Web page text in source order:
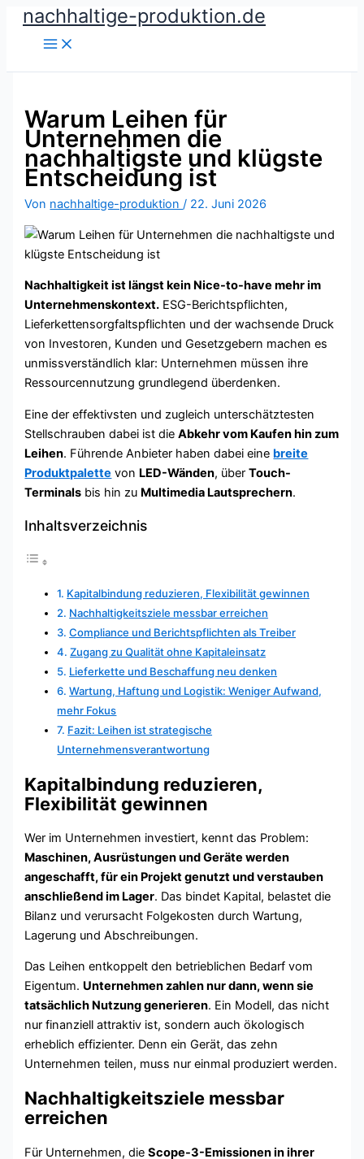
Zumnachhaltige-produktion.de
Warum Leihen für
Unternehmen die
nachhaltigste und klügste
Entscheidung ist
Von nachhaltige-produktion/ 22. Juni 2026
Nachhaltigkeit ist längst kein Nice-to-have mehr im
Unternehmenskontext. ESG-Berichtspflichten,
Lieferkettensorgfaltspflichten und der wachsende Druck
von Investoren, Kunden und Gesetzgebern machen es
unmissverständlich klar: Unternehmen müssen ihre
Ressourcennutzung grundlegend überdenken.
Eine der effektivsten und zugleich unterschätztesten
Stellschrauben dabei ist dieAbkehr vom Kaufen hin zum
Leihen. Führende Anbieter haben dabei eine breite
Produktpalette von LED-Wänden, überTouch-
Terminals bis hin zu Multimedia Lautsprechern.
Inhaltsverzeichnis
Kapitalbindung reduzieren, Flexibilität gewinnen
Nachhaltigkeitsziele messbar erreichen
Compliance und Berichtspflichten als Treiber
Zugang zu Qualität ohne Kapitaleinsatz
Lieferkette und Beschaffung neu denken
Wartung, Haftung und Logistik: Weniger Aufwand,
mehr Fokus
Fazit: Leihen ist strategische
Unternehmensverantwortung
Kapitalbindung reduzieren,
Flexibilität gewinnen
Wer im Unternehmen investiert, kennt das Problem:
Maschinen, Ausrüstungen und Geräte werden
angeschafft, für ein Projekt genutzt und verstauben
anschließend im Lager. Das bindet Kapital, belastet die
Bilanz und verursacht Folgekosten durch Wartung,
Lagerung und Abschreibungen.
Das Leihen entkoppelt den betrieblichen Bedarf vom
Eigentum. Unternehmen zahlen nur dann, wenn sie
tatsächlich Nutzung generieren. Ein Modell, das nicht
nur finanziell attraktiv ist, sondern auch ökologisch
erheblich effizienter. Denn ein Gerät, das zehn
Unternehmen teilen, muss nur einmal produziert werden.
Nachhaltigkeitsziele messbar
erreichen
Für Unternehmen, dieScope-3-Emissionen in ihrer